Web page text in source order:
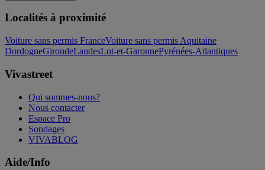
Localités à proximité
Voiture sans permis FranceVoiture sans permis Aquitaine
DordogneGirondeLandesLot-et-GaronnePyrénées-Atlantiques
Vivastreet
Qui sommes-nous?
Nous contacter
Espace Pro
Sondages
VIVABLOG
Aide/Info